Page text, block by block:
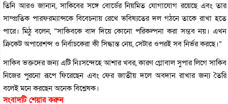
তিনি আরও জানান, সাকিবের সঙ্গে বোর্ডের নিয়মিত যোগাযোগ রয়েছে এবং তার
সাম্প্রতিক পারফরম্যান্সকে বিবেচনায় রেখে ভবিষ্যতের দল গঠনে তাকে রাখা হতে
পারে। মিঠু বলেন, “সাকিবকে বাদ দিয়ে কোনো পরিকল্পনা করা সম্ভব নয়। এখন
ক্রিকেট অপারেশন্স ও নির্বাচকেরা কী সিদ্ধান্ত নেয়, সেটার ওপরই সব নির্ভর করছে।”
সাকিব ভক্তদের জন্য এটি নিঃসন্দেহে আশার খবর, কারণ গ্লোবাল সুপার লিগে সাকিব
নিজের পুরনো রূপে ফিরেছেন এবং ফের জাতীয় দলে অবদান রাখার জন্য তৈরি
বলেই মনে করছেন অনেক বিশ্লেষক।
সংবাদটি শেয়ার করুন